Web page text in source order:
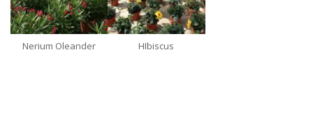
Nerium Oleander HIbiscus